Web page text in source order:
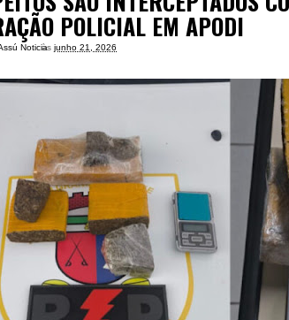
POLICIAL EM APODI
Noticia
às junho 21, 2026